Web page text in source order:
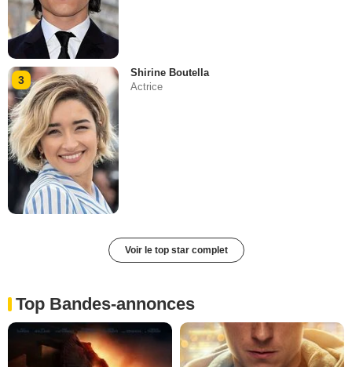
3
Shirine Boutella
Actrice
Voir le top star complet
Top Bandes-annonces